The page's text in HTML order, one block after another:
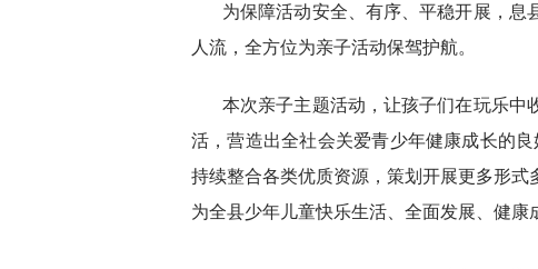
为保障活动安全、有序、平稳开展，息
人流，全方位为亲子活动保驾护航。
本次亲子主题活动，让孩子们在玩乐中
活，营造出全社会关爱青少年健康成长的
持续整合各类优质资源，策划开展更多形式
为全县少年儿童快乐生活、全面发展、健康